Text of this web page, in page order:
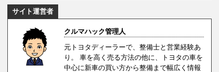
サイト運営者
クルマハック管理人
元トヨタディーラーで、整備士と営業経験あ
り。 車を高く売る方法の他に、トヨタの車を
中心に新車の買い方から整備まで幅広く情報